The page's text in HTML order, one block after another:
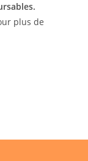
plus de